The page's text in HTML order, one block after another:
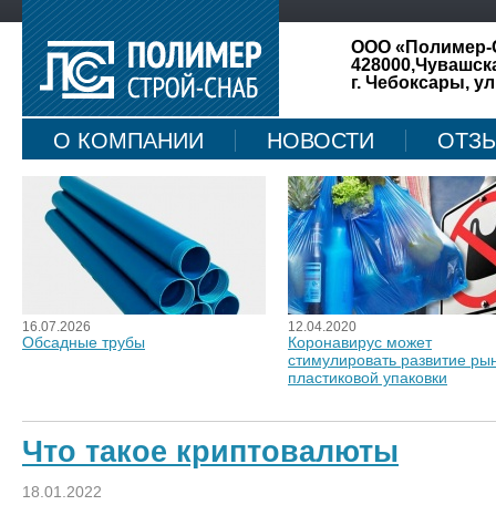
ООО «Полимер-
г. Чебоксары,
О КОМПАНИИ НОВОСТИ
КАРТА САЙТА
16.07.2026
Обсадные трубы
12.04.2020
Коронавирус может
стимулировать развитие
пластиковой упаковки
Что такое криптовалюты
18.01.2022